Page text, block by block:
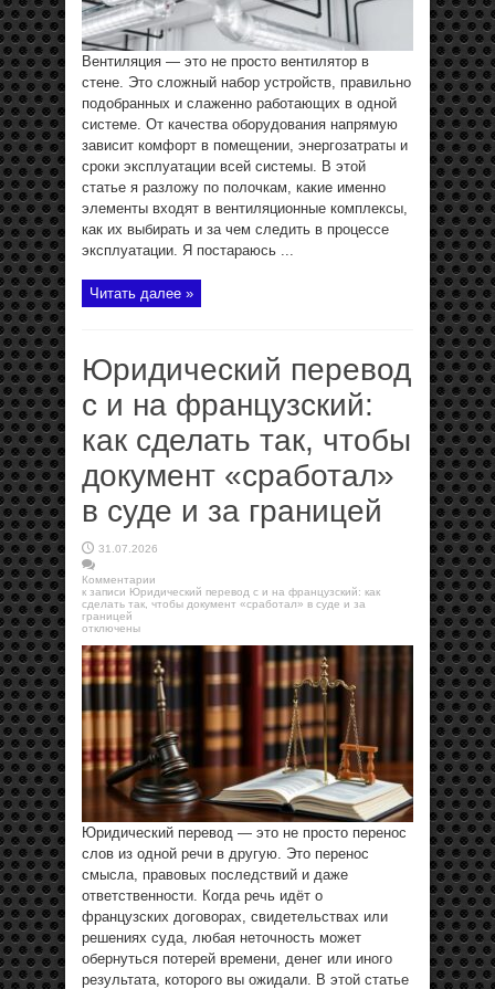
Вентиляция — это не просто вентилятор в
стене. Это сложный набор устройств, правильно
подобранных и слаженно работающих в одной
системе. От качества оборудования напрямую
зависит комфорт в помещении, энергозатраты и
сроки эксплуатации всей системы. В этой
статье я разложу по полочкам, какие именно
элементы входят в вентиляционные комплексы,
как их выбирать и за чем следить в процессе
эксплуатации. Я постараюсь ...
Читать далее »
Юридический перевод
с и на французский:
как сделать так, чтобы
документ «сработал»
в суде и за границей
31.07.2026
Комментарии
к записи Юридический перевод с и на французский: как
сделать так, чтобы документ «сработал» в суде и за
границей
отключены
Юридический перевод — это не просто перенос
слов из одной речи в другую. Это перенос
смысла, правовых последствий и даже
ответственности. Когда речь идёт о
французских договорах, свидетельствах или
решениях суда, любая неточность может
обернуться потерей времени, денег или иного
результата, которого вы ожидали. В этой статье